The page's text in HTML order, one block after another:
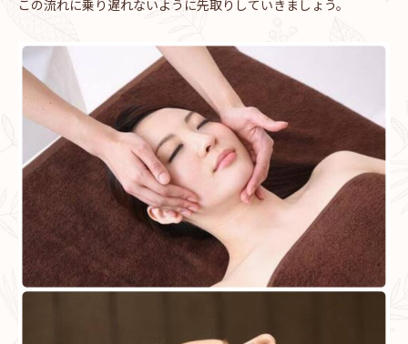
この流れに乗り遅れないように先取りしていきましょう。